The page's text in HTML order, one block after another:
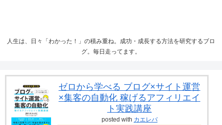
人生は、日々「わかった！」の積み重ね。成功・成長する方法を研究するブロ
グ。毎日走ってます。
ゼロから学べる ブログ×サイト運営
×集客の自動化 稼げるアフィリエイ
ト実践講座
posted with カエレバ